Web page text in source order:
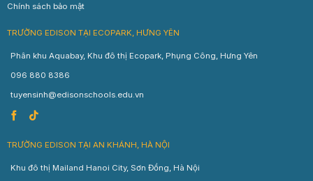
Chính sách bảo mật
TRƯỜNG EDISON TẠI ECOPARK, HƯNG YÊN
Phân khu Aquabay, Khu đô thị Ecopark, Phụng Công, Hưng Yên
096 880 8386
tuyensinh@edisonschools.edu.vn
TRƯỜNG EDISON TẠI AN KHÁNH, HÀ NỘI
Khu đô thị Mailand Hanoi City, Sơn Đồng, Hà Nội